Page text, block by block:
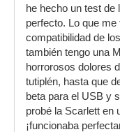
he hecho un test de
perfecto. Lo que
compatibilidad de
también tengo una
horrorosos dolores
tutiplén, hasta que
beta para el USB y
probé la Scarlett en
¡funcionaba